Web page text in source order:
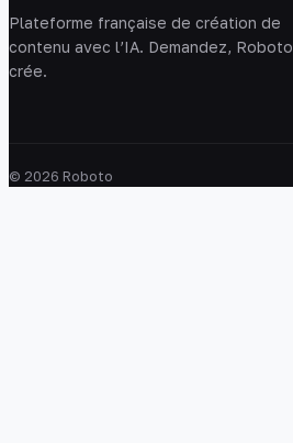
Plateforme française de création de
contenu avec l’IA. Demandez, Roboto
crée.
© 2026 Roboto